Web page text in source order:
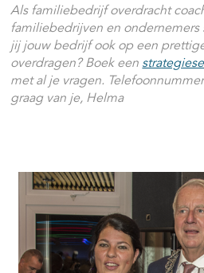
Als familiebedrijf overdracht
familiebedrijven en
jij jouw bedrijf ook op een
overdragen? Boek een
met al je vragen.
graag van je, Helma